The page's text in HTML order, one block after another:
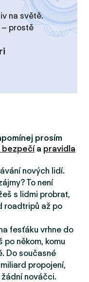
na světě.
– prostě
prosím
bezpečía pravidla
nových lidí.
To není
s lidmi probrat,
roadtripů až po
fesťáku vrhne do
po někom, komu
Do současné
propojení,
nováčci.